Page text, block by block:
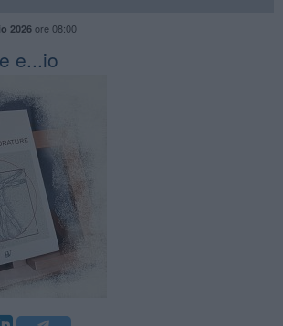
2026ore 08:00
e...io